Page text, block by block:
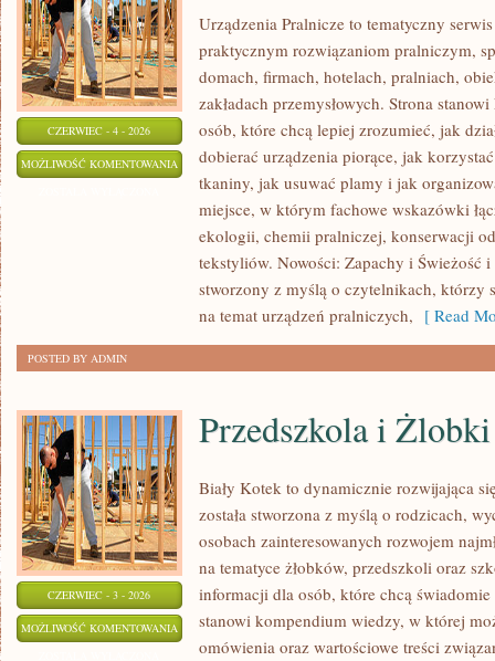
CZERWIEC - 4 - 2026
MOŻLIWOŚĆ KOMENTOWANIA PRALKI
SUSZARKI
Urządzenia Pralnicze to tematyczny
praktycznym rozwiązaniom pralniczym,
domach, firmach, hotelach, pralniach,
zakładach przemysłowych. Strona
osób, które chcą lepiej zrozumieć, jak
dobierać urządzenia piorące, jak
tkaniny, jak usuwać plamy i jak
miejsce, w którym fachowe wskazówki
ekologii, chemii pralniczej, konserwacji
tekstyliów. Nowości: Zapachy i Świeżość i
stworzony z myślą o czytelnikach, którzy
na temat urządzeń pralniczych, [ Read
POSTED BY ADMIN
CZERWIEC - 3 - 2026
MOŻLIWOŚĆ KOMENTOWANIA PRZEDSZKOLA
Przedszkola i Żlobki
Biały Kotek to dynamicznie rozwijająca
została stworzona z myślą o rodzicach,
osobach zainteresowanych rozwojem
na tematyce żłobków, przedszkoli oraz
informacji dla osób, które chcą
stanowi kompendium wiedzy, w której
omówienia oraz wartościowe treści